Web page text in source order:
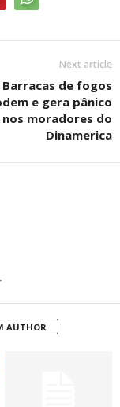
Next article
Barracas de fogos
e gera pânico
nos moradores do
Dinamerica
AUTHOR